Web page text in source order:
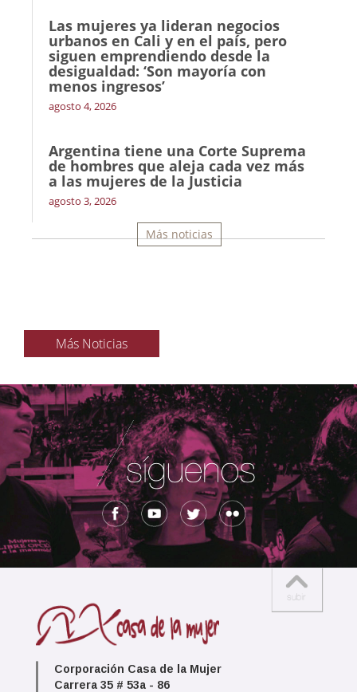
Las mujeres ya lideran negocios
urbanos en Cali y en el país, pero
siguen emprendiendo desde la
desigualdad: ‘Son mayoría con
menos ingresos’
agosto 4, 2026
Argentina tiene una Corte Suprema
de hombres que aleja cada vez más
a las mujeres de la Justicia
agosto 3, 2026
Más noticias
Más Noticias
Corporación Casa de la Mujer
Carrera 35 # 53a - 86